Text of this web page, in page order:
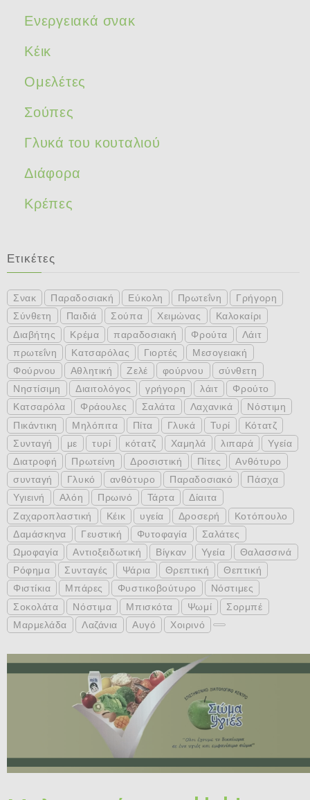
Ενεργειακά σνακ
Κέικ
Ομελέτες
Σούπες
Γλυκά του κουταλιού
Διάφορα
Κρέπες
Ετικέτες
Σνακ Παραδοσιακή Εύκολη Πρωτεΐνη
Γρήγορη
Σύνθετη
Παιδιά Σούπα Χειμώνας
Καλοκαίρι
Διαβήτης
Κρέμα παραδοσιακή Φρούτα
Λάιτ
πρωτεΐνη
Κατσαρόλας Γιορτές
Μεσογειακή
Φούρνου
Αθλητική Ζελέ φούρνου
σύνθετη
Νηστίσιμη
Διαιτολόγος γρήγορη λάιτ
Φρούτο
Κατσαρόλα
Φράουλες Σαλάτα Λαχανικά
Νόστιμη
Πικάντικη
Μηλόπιτα Πίτα Γλυκά Τυρί
Κότατζ
Συνταγή
με τυρί κότατζ Χαμηλά λιπαρά
Υγεία
Διατροφή
Πρωτείνη Δροσιστική Πίτες
Ανθότυρο
συνταγή
Γλυκό ανθότυρο Παραδοσιακό
Πάσχα
Υγιεινή
Αλόη Πρωινό Τάρτα
Δίαιτα
Ζαχαροπλαστική
Κέικ υγεία Δροσερή
Κοτόπουλο
Δαμάσκηνα
Γευστική Φυτοφαγία
Σαλάτες
Ωμοφαγία
Αντιοξειδωτική Βίγκαν Υγεία
Θαλασσινά
Ρόφημα
Συνταγές Ψάρια Θρεπτική
Θεπτική
Φιστίκια
Μπάρες Φυστικοβούτυρο
Νόστιμες
Σοκολάτα
Νόστιμα Μπισκότα Ψωμί
Σορμπέ
Μαρμελάδα
Λαζάνια Αυγό Χοιρινό